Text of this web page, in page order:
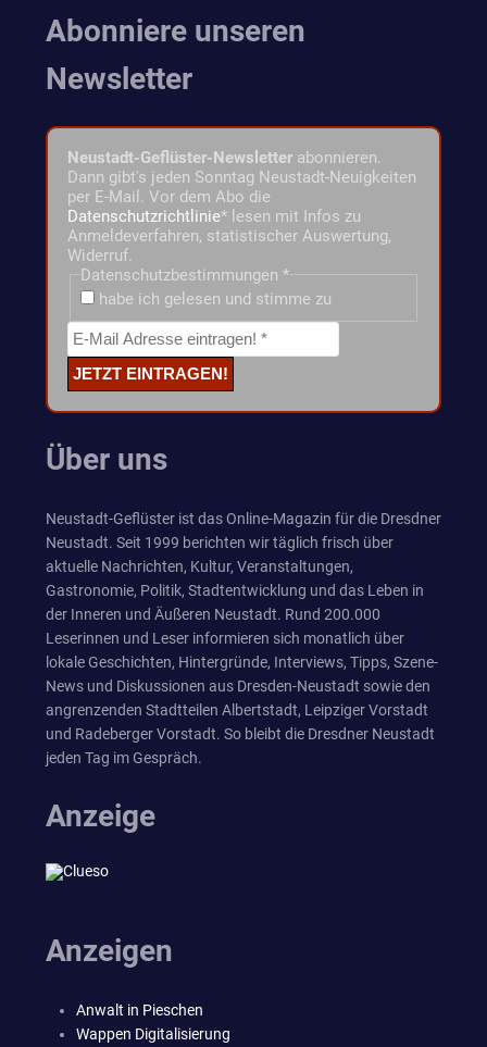
Abonniere unseren
Newsletter
Neustadt-Geflüster-Newsletter abonnieren.
Dann gibt's jeden Sonntag Neustadt-Neuigkeiten
per E-Mail. Vor dem Abo die
Datenschutzrichtlinie* lesen mit Infos zu
Anmeldeverfahren, statistischer Auswertung,
Widerruf.
Datenschutzbestimmungen *
habe ich gelesen und stimme zu
Über uns
Neustadt-Geflüster ist das Online-Magazin für die Dresdner
Neustadt. Seit 1999 berichten wir täglich frisch über
aktuelle Nachrichten, Kultur, Veranstaltungen,
Gastronomie, Politik, Stadtentwicklung und das Leben in
der Inneren und Äußeren Neustadt. Rund 200.000
Leserinnen und Leser informieren sich monatlich über
lokale Geschichten, Hintergründe, Interviews, Tipps, Szene-
News und Diskussionen aus Dresden-Neustadt sowie den
angrenzenden Stadtteilen Albertstadt, Leipziger Vorstadt
und Radeberger Vorstadt. So bleibt die Dresdner Neustadt
jeden Tag im Gespräch.
Anzeige
Anzeigen
Anwalt in Pieschen
Wappen Digitalisierung